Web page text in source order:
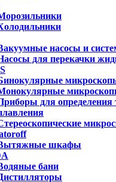
насосы и
для перекачки
для определения
шкафы
бани